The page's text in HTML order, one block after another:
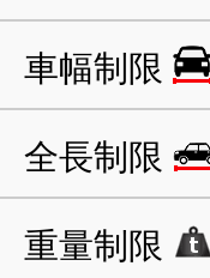
車幅制限
全長制限
重量制限